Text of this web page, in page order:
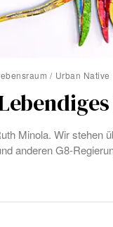
/ Urban Native
Minola. Wir stehen
anderen G8-